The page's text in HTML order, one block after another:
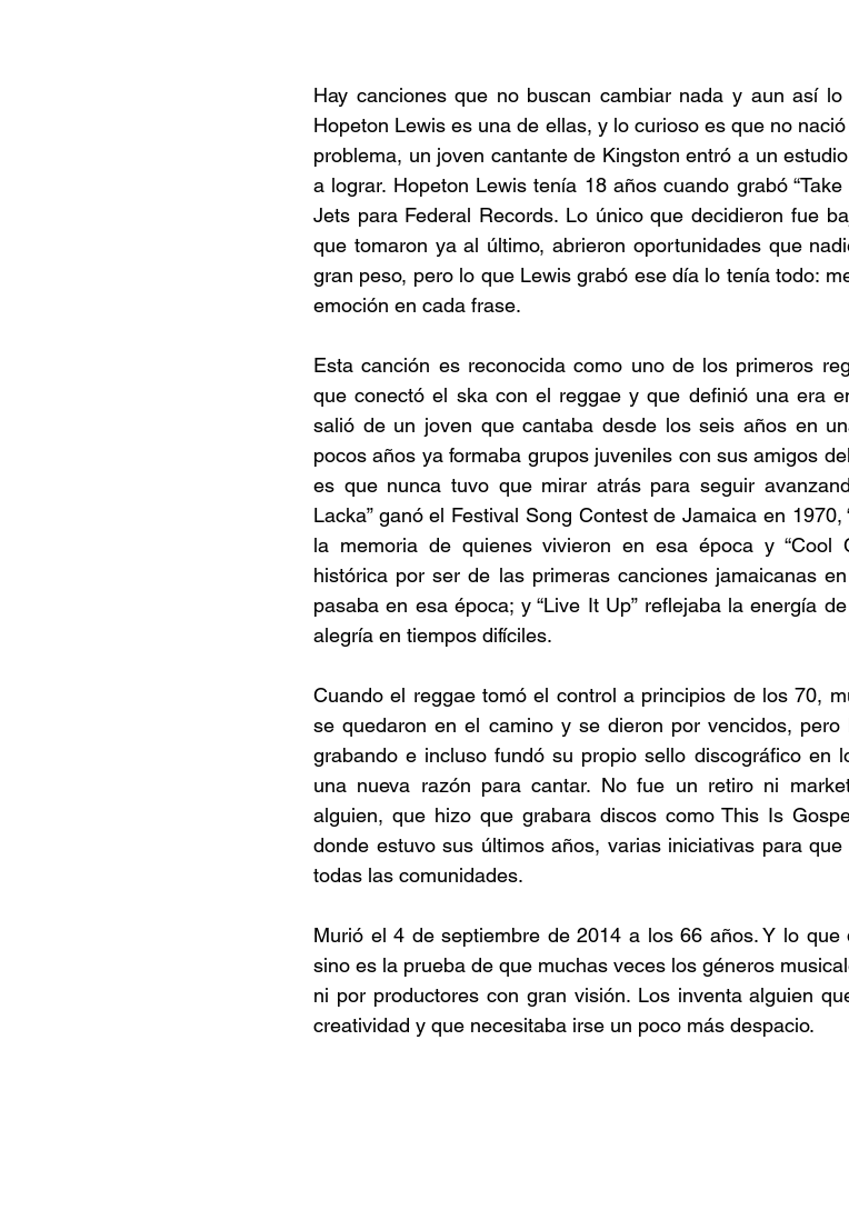
Hay canciones que no buscan cambiar nada y aun así lo
Hopeton Lewis es una de ellas, y lo curioso es que no
problema, un joven cantante de Kingston entró a un
a lograr. Hopeton Lewis tenía 18 años cuando grabó
Jets para Federal Records. Lo único que decidieron fue
que tomaron ya al último, abrieron oportunidades que
gran peso, pero lo que Lewis grabó ese día lo tenía todo:
emoción en cada frase.
Esta canción es reconocida como uno de los primeros
que conectó el ska con el reggae y que definió una era
salió de un joven que cantaba desde los seis años en
pocos años ya formaba grupos juveniles con sus amigos
es que nunca tuvo que mirar atrás para seguir
Lacka” ganó el Festival Song Contest de Jamaica en 1970,
la memoria de quienes vivieron en esa época y “Cool
histórica por ser de las primeras canciones jamaicanas
pasaba en esa época; y “Live It Up” reflejaba la energía
alegría en tiempos difíciles.
Cuando el reggae tomó el control a principios de los 70,
se quedaron en el camino y se dieron por vencidos,
grabando e incluso fundó su propio sello discográfico en
una nueva razón para cantar. No fue un retiro ni
alguien, que hizo que grabara discos como This Is
donde estuvo sus últimos años, varias iniciativas para
todas las comunidades.
Murió el 4 de septiembre de 2014 a los 66 años. Y lo
sino es la prueba de que muchas veces los géneros
ni por productores con gran visión. Los inventa alguien
creatividad y que necesitaba irse un poco más despacio.